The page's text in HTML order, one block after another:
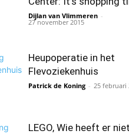
Dijlan van Vlimmeren -
27 november 2015
Heupoperatie in het
Flevoziekenhuis
Patrick de Koning - 25 februari
LEGO, Wie heeft er niet